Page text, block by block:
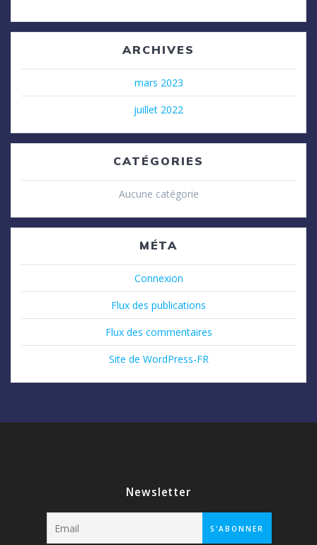
ARCHIVES
mars 2023
juillet 2022
CATÉGORIES
Aucune catégorie
MÉTA
Connexion
Flux des publications
Flux des commentaires
Site de WordPress-FR
Newsletter